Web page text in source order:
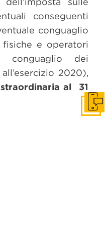
conseguenti
conguaglio
e operatori
conguaglio dei
2020),
al 31
Get